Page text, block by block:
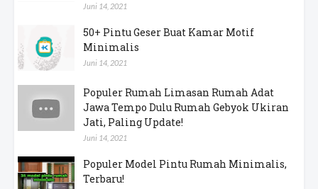
Juni 14, 2021
50+ Pintu Geser Buat Kamar Motif
Minimalis
Juni 14, 2021
Populer Rumah Limasan Rumah Adat
Jawa Tempo Dulu Rumah Gebyok Ukiran
Jati, Paling Update!
Juni 14, 2021
Populer Model Pintu Rumah Minimalis,
Terbaru!